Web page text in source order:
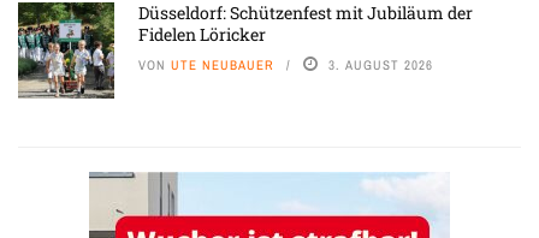
Düsseldorf: Schützenfest mit Jubiläum der
Fidelen Löricker
VON UTE NEUBAUER 3. AUGUST 2026